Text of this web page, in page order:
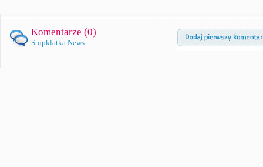
Komentarze (0)
Stopklatka News